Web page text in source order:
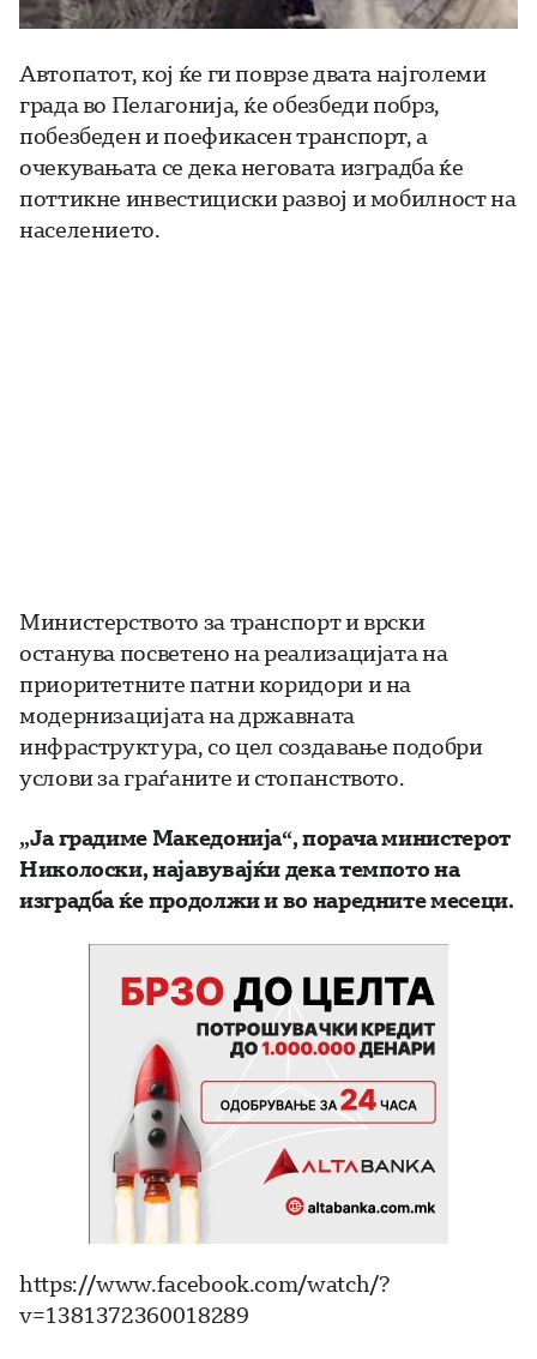
Автопатот, кој ќе ги поврзе двата најголеми
града во Пелагонија, ќе обезбеди побрз,
побезбеден и поефикасен транспорт, а
очекувањата се дека неговата изградба ќе
поттикне инвестициски развој и мобилност на
населението.
Министерството за транспорт и врски
останува посветено на реализацијата на
приоритетните патни коридори и на
модернизацијата на државната
инфраструктура, со цел создавање подобри
услови за граѓаните и стопанството.
„Ја градиме Македонија“, порача министерот
Николоски, најавувајќи дека темпото на
изградба ќе продолжи и во наредните месеци.
https://www.facebook.com/watch/?
v=1381372360018289